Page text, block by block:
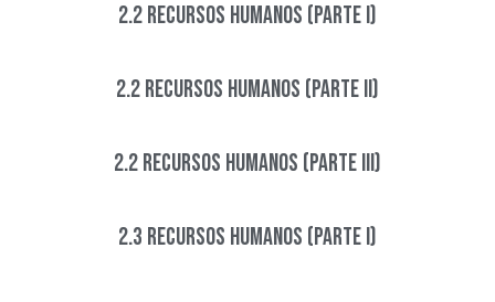
2.2 Recursos Humanos (Parte I)
2.2 Recursos Humanos (Parte II)
2.2 Recursos Humanos (Parte III)
2.3 Recursos Humanos (Parte I)​